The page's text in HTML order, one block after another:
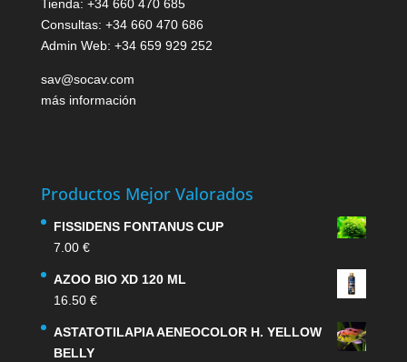
Tienda: +34 660 470 685
Consultas: +34 660 470 686
Admin Web: +34 659 929 252
sav@socav.com
más información
Productos Mejor Valorados
FISSIDENS FONTANUS CUP
7.00 €
AZOO BIO XD 120 ML
16.50 €
ASTATOTILAPIA AENEOCOLOR H. YELLOW
BELLY